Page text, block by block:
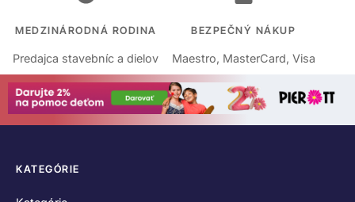
MEDZINÁRODNÁ RODINA
Predajca stavebníc a dielov
BEZPEČNÝ NÁKUP
Maestro, MasterCard, Visa
KATEGÓRIE